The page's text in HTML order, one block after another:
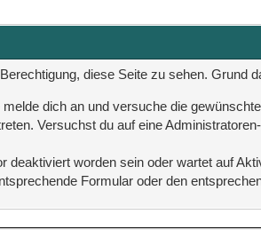
diese Seite zu sehen. Grund
dich an und versuche die
Versuchst du auf eine
deaktiviert worden sein oder wartet auf
Formular oder den